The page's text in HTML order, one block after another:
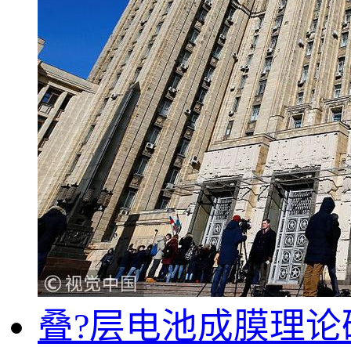
叠?层电池成膜理